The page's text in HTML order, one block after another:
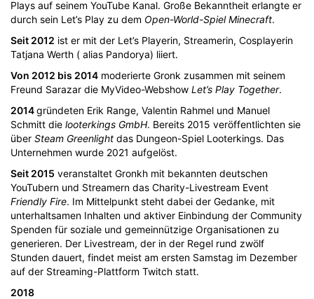
Plays auf seinem YouTube Kanal. Große Bekanntheit erlangte er
durch sein Let’s Play zu dem Open-World-Spiel Minecraft.
Seit 2012 ist er mit der Let’s Playerin, Streamerin, Cosplayerin
Tatjana Werth ( alias Pandorya) liiert.
Von 2012 bis 2014 moderierte Gronk zusammen mit seinem
Freund Sarazar die MyVideo-Webshow Let’s Play Together.
2014gründeten Erik Range, Valentin Rahmel und Manuel
Schmitt die looterkings GmbH. Bereits 2015 veröffentlichten sie
über Steam Greenlight das Dungeon-Spiel Looterkings. Das
Unternehmen wurde 2021 aufgelöst.
Seit 2015 veranstaltet Gronkh mit bekannten deutschen
YouTubern und Streamern das Charity-Livestream Event
Friendly Fire. Im Mittelpunkt steht dabei der Gedanke, mit
unterhaltsamen Inhalten und aktiver Einbindung der Community
Spenden für soziale und gemeinnützige Organisationen zu
generieren. Der Livestream, der in der Regel rund zwölf
Stunden dauert, findet meist am ersten Samstag im Dezember
auf der Streaming-Plattform Twitch statt.
2018